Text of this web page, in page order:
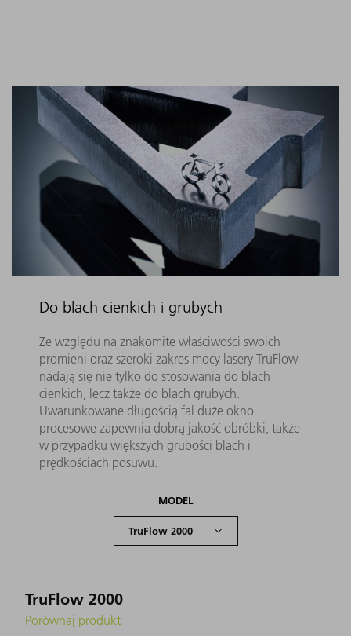
Do blach cienkich i grubych
Ze względu na znakomite właściwości swoich
promieni oraz szeroki zakres mocy lasery TruFlow
nadają się nie tylko do stosowania do blach
cienkich, lecz także do blach grubych.
Uwarunkowane długością fal duże okno
procesowe zapewnia dobrą jakość obróbki, także
w przypadku większych grubości blach i
prędkościach posuwu.
MODEL
TruFlow 2000
Porównaj produkt